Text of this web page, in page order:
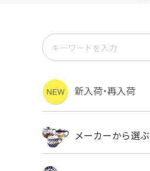
新入荷・再入荷
メーカーから選ぶ
ボレス